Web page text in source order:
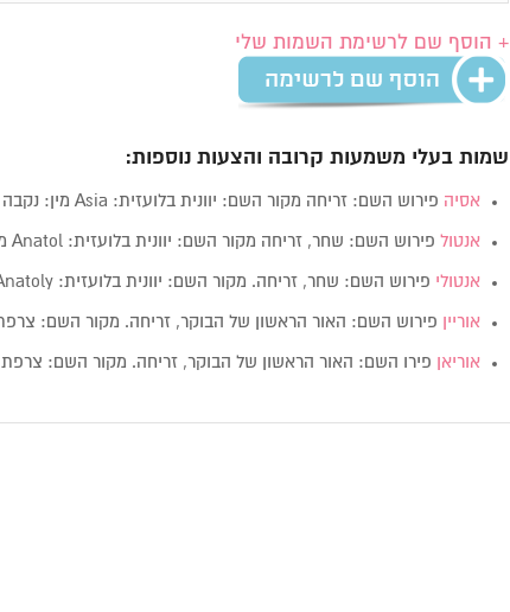
+ הוסף שם לרשימת השמות שלי
שמות בעלי משמעות קרובה והצעות נוספות:
אסיה פירוש השם: זריחה מקור השם: יוונית בלועזית: Asia מין: נקבה
אנטול פירוש השם: שחר, זריחה מקור השם: יוונית בלועזית: Anatol מין: זכר
אנטולי פירוש השם: שחר, זריחה. מקור השם: יוונית בלועזית: Anatoly מין:…
אוריין פירוש השם: האור הראשון של הבוקר, זריחה. מקור השם:
אוריאן פירו השם: האור הראשון של הבוקר, זריחה. מקור השם: